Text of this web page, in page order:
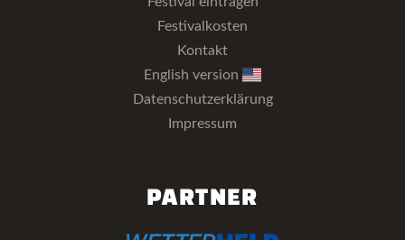
Festivalkosten
Kontakt
English version
Datenschutzerklärung
Impressum
PARTNER